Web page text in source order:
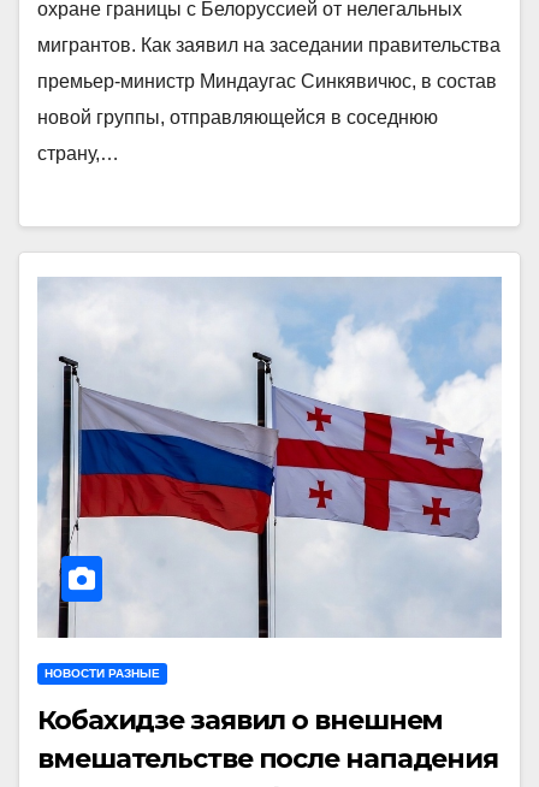
охране границы с Белоруссией от нелегальных
мигрантов. Как заявил на заседании правительства
премьер-министр Миндаугас Синкявичюс, в состав
новой группы, отправляющейся в соседнюю
страну,…
НОВОСТИ РАЗНЫЕ
Кобахидзе заявил о внешнем
вмешательстве после нападения